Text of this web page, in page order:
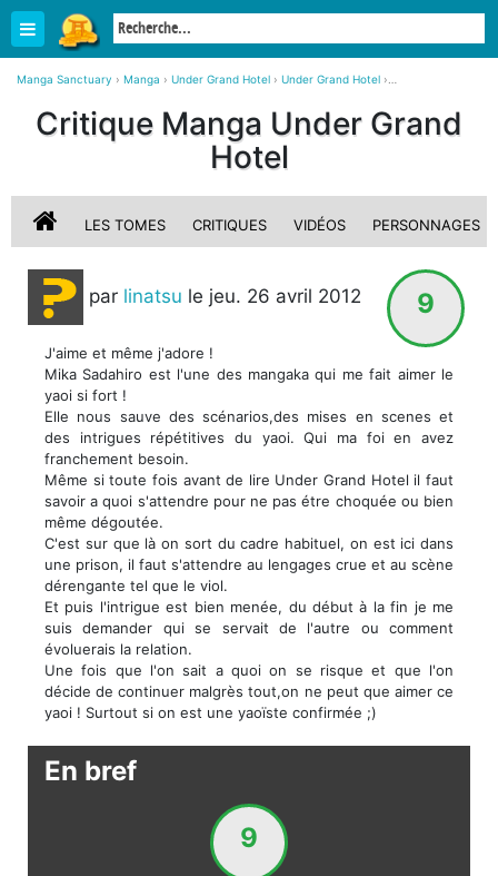
Manga Sanctuary › Manga › Under Grand Hotel › Under Grand Hotel ›
Critique Manga Under Grand
Hotel
LES TOMES CRITIQUES VIDÉOS PERSONNAGES
9
par linatsu le jeu. 26 avril 2012
J'aime et même j'adore !
Mika Sadahiro est l'une des mangaka qui me fait aimer le
yaoi si fort !
Elle nous sauve des scénarios,des mises en scenes et
des intrigues répétitives du yaoi. Qui ma foi en avez
franchement besoin.
Même si toute fois avant de lire Under Grand Hotel il faut
savoir a quoi s'attendre pour ne pas étre choquée ou bien
même dégoutée.
C'est sur que là on sort du cadre habituel, on est ici dans
une prison, il faut s'attendre au lengages crue et au scène
dérengante tel que le viol.
Et puis l'intrigue est bien menée, du début à la fin je me
suis demander qui se servait de l'autre ou comment
évoluerais la relation.
Une fois que l'on sait a quoi on se risque et que l'on
décide de continuer malgrès tout,on ne peut que aimer ce
yaoi ! Surtout si on est une yaoïste confirmée ;)
En bref
9